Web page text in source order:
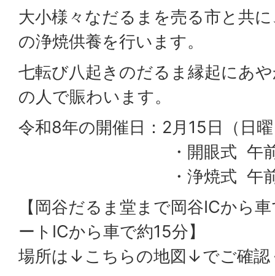
大小様々なだるまを売る市と共
の浄焼供養を行います。
七転び八起きのだるま縁起にあ
の人で賑わいます。
令和8年の開催日：2月15日（日
・開眼式 午前10
・浄焼式 午前11
【岡谷だるま堂まで岡谷ICから
ートICから車で約15分】
場所は↓こちらの地図↓でご確認